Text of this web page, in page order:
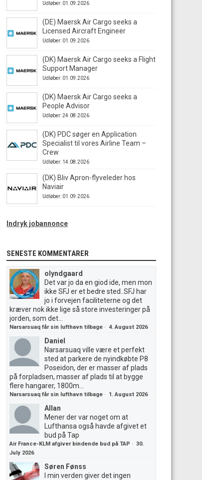
Udløber: 01.09.2026
(DE) Maersk Air Cargo seeks a
Licensed Aircraft Engineer
Udløber: 01.09.2026
(DK) Maersk Air Cargo seeks a Flight
Support Manager
Udløber: 01.09.2026
(DK) Maersk Air Cargo seeks a
People Advisor
Udløber: 24.08.2026
(DK) PDC søger en Application
Specialist til vores Airline Team –
Crew
Udløber: 14.08.2026
(DK) Bliv Apron-flyveleder hos
Naviair
Udløber: 01.09.2026
Indryk jobannonce
SENESTE KOMMENTARER
olyndgaard
Det var jo da en giod ide, men mon
ikke SFJ er et bedre sted..SFJ har
jo i forvejen faciliteterne og det
kræver nok ikke lige så store investeringer på
jorden, som det...
Narsarsuaq får sin lufthavn tilbage · 4. August 2026
Daniel
Narsarsuaq ville være et perfekt
sted at parkere de nyindkøbte P8
Poseidon, der er masser af plads
på forpladsen, masser af plads til at bygge
flere hangarer, 1800m...
Narsarsuaq får sin lufthavn tilbage · 1. August 2026
Allan
Mener der var noget om at
Lufthansa også havde afgivet et
bud på Tap
Air France-KLM afgiver bindende bud på TAP · 30.
July 2026
Søren Fønss
I min verden giver det ingen